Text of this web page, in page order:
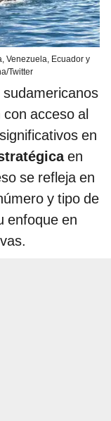
Venezuela, Ecuador y
Twitter
acceso al
en
en
se refleja en
y tipo de
enfoque en